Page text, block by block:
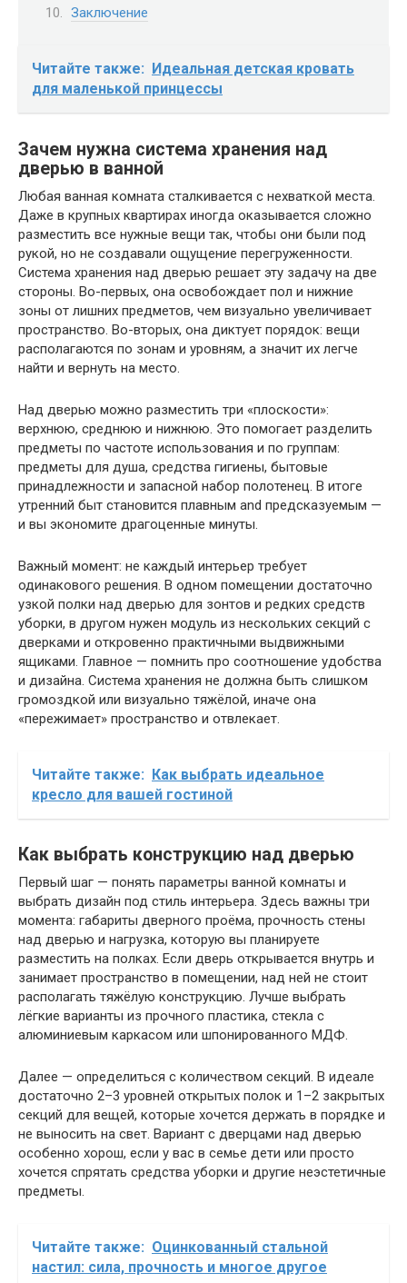
Заключение
Читайте также:
Идеальная детская кровать
для маленькой принцессы
Зачем нужна система хранения над
дверью в ванной
Любая ванная комната сталкивается с нехваткой места.
Даже в крупных квартирах иногда оказывается сложно
разместить все нужные вещи так, чтобы они были под
рукой, но не создавали ощущение перегруженности.
Система хранения над дверью решает эту задачу на две
стороны. Во-первых, она освобождает пол и нижние
зоны от лишних предметов, чем визуально увеличивает
пространство. Во-вторых, она диктует порядок: вещи
располагаются по зонам и уровням, а значит их легче
найти и вернуть на место.
Над дверью можно разместить три «плоскости»:
верхнюю, среднюю и нижнюю. Это помогает разделить
предметы по частоте использования и по группам:
предметы для душа, средства гигиены, бытовые
принадлежности и запасной набор полотенец. В итоге
утренний быт становится плавным and предсказуемым —
и вы экономите драгоценные минуты.
Важный момент: не каждый интерьер требует
одинакового решения. В одном помещении достаточно
узкой полки над дверью для зонтов и редких средств
уборки, в другом нужен модуль из нескольких секций с
дверками и откровенно практичными выдвижными
ящиками. Главное — помнить про соотношение удобства
и дизайна. Система хранения не должна быть слишком
громоздкой или визуально тяжёлой, иначе она
«пережимает» пространство и отвлекает.
Читайте также: Как выбрать идеальное
кресло для вашей гостиной
Как выбрать конструкцию над дверью
Первый шаг — понять параметры ванной комнаты и
выбрать дизайн под стиль интерьера. Здесь важны три
момента: габариты дверного проёма, прочность стены
над дверью и нагрузка, которую вы планируете
разместить на полках. Если дверь открывается внутрь и
занимает пространство в помещении, над ней не стоит
располагать тяжёлую конструкцию. Лучше выбрать
лёгкие варианты из прочного пластика, стекла с
алюминиевым каркасом или шпонированного МДФ.
Далее — определиться с количеством секций. В идеале
достаточно 2–3 уровней открытых полок и 1–2 закрытых
секций для вещей, которые хочется держать в порядке и
не выносить на свет. Вариант с дверцами над дверью
особенно хорош, если у вас в семье дети или просто
хочется спрятать средства уборки и другие неэстетичные
предметы.
Читайте также: Оцинкованный стальной
настил: сила, прочность и многое другое